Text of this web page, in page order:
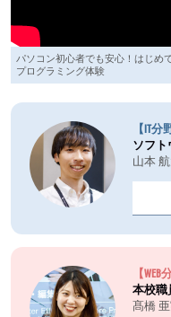
パソコン初心者でも安心！はじめ
プログラミング体験
【IT分
ソフト
山本
【
本校職
髙橋